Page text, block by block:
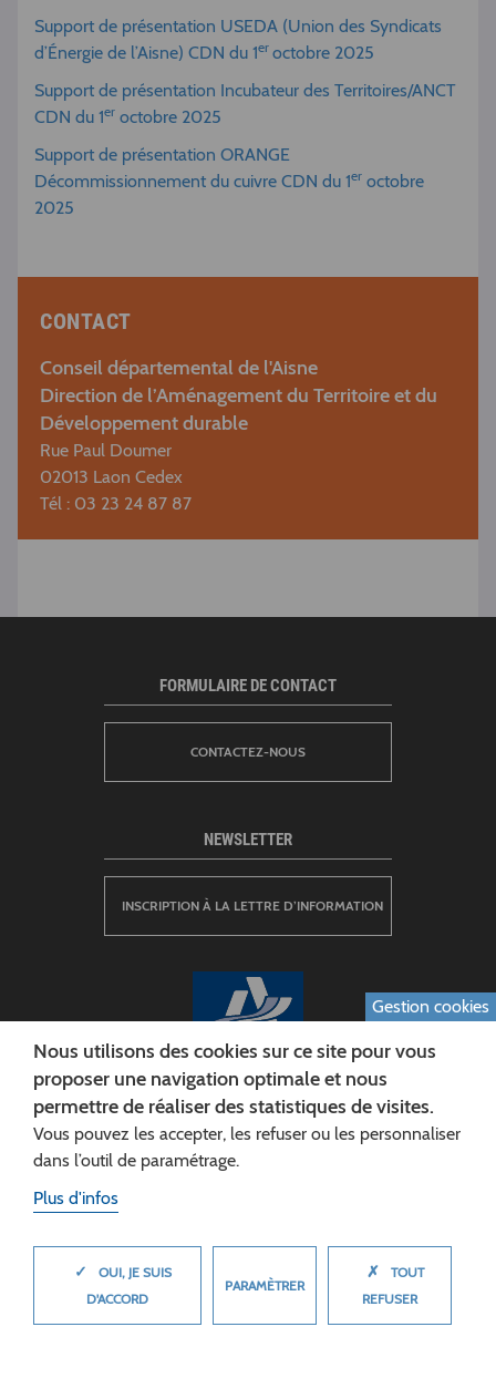
Support de présentation USEDA (Union des Syndicats
d’Énergie de l’Aisne) CDN du 1er octobre 2025
Support de présentation Incubateur des Territoires/ANCT
CDN du 1er octobre 2025
Support de présentation ORANGE
Décommissionnement du cuivre CDN du 1er octobre
2025
CONTACT
Conseil départemental de l'Aisne
Direction de l’Aménagement du Territoire et du
Développement durable
Rue Paul Doumer
02013 Laon Cedex
Tél : 03 23 24 87 87
CONSEIL DÉPARTEMENTAL DE L'AISNE
Siège :
FORMULAIRE DE CONTACT
CONTACTEZ-NOUS
NEWSLETTER
INSCRIPTION À LA LETTRE D’INFORMATION
Gestion cookies
Nous utilisons des cookies sur ce site pour vous
proposer une navigation optimale et nous
permettre de réaliser des statistiques de visites.
Vous pouvez les accepter, les refuser ou les personnaliser
dans l’outil de paramétrage.
Plus d'infos
✓
OUI, JE SUIS
D'ACCORD
PARAMÈTRER
✗
TOUT
REFUSER
MASQUER